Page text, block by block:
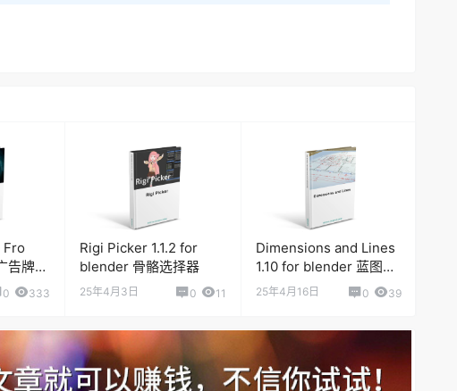
Fro
告牌生
0 333
Rigi Picker 1.1.2 for
blender 骨骼选择器
25年4月3日 0 11
Dimensions and Lines
1.10 for blender 蓝图标
注插件
25年4月16日 0 39